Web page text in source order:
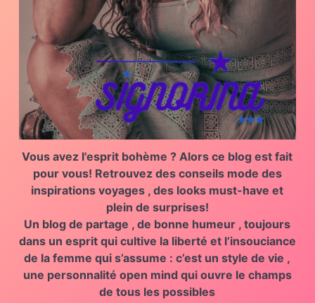
Vous avez l'esprit bohème ? Alors ce blog est fait
pour vous! Retrouvez des conseils mode des
inspirations voyages , des looks must-have et
plein de surprises!
Un blog de partage , de bonne humeur , toujours
dans un esprit qui cultive la liberté et l’insouciance
de lafemme qui s’assume : c’est unstyle de vie ,
une personnalité open mind qui ouvre le champs
de tous les possibles